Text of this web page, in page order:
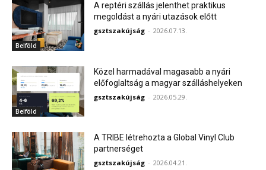
Belföld
A reptéri szállás jelenthet praktikus
megoldást a nyári utazások előtt
gsztszakújság - 2026.07.13.
Belföld
Közel harmadával magasabb a nyári
előfoglaltság a magyar szálláshelyeken
gsztszakújság - 2026.05.29.
A TRIBE létrehozta a Global Vinyl Club
partnerséget
gsztszakújság - 2026.04.21.